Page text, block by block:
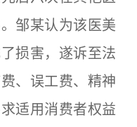
邹某认为该医美
损害，遂诉至法
、误工费、精神
适用消费者权益